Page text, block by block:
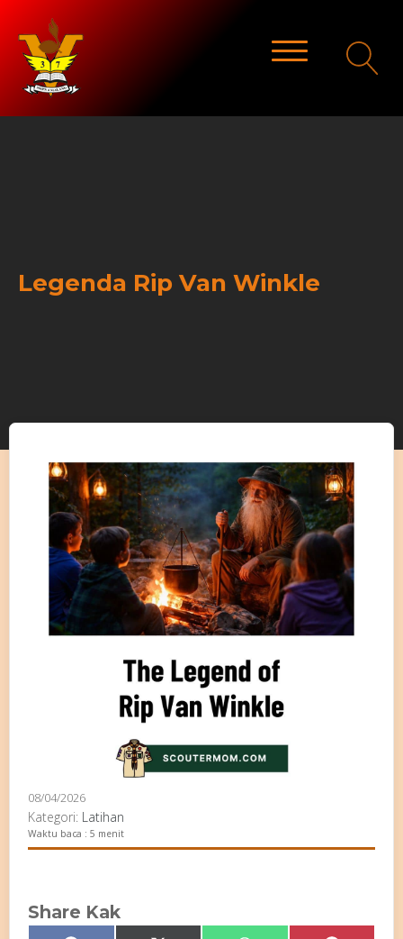
Legenda Rip Van Winkle
08/04/2026
Kategori: Latihan
Waktu baca : 5 menit
Share Kak